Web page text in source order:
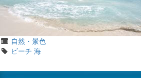
カ
テ
ゴ
自然・景色
タビーチ 海